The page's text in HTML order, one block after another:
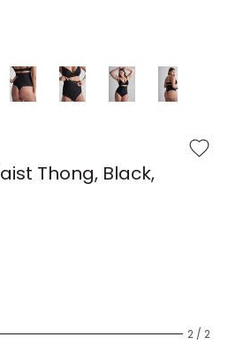
Thong, Black,
2 / 2